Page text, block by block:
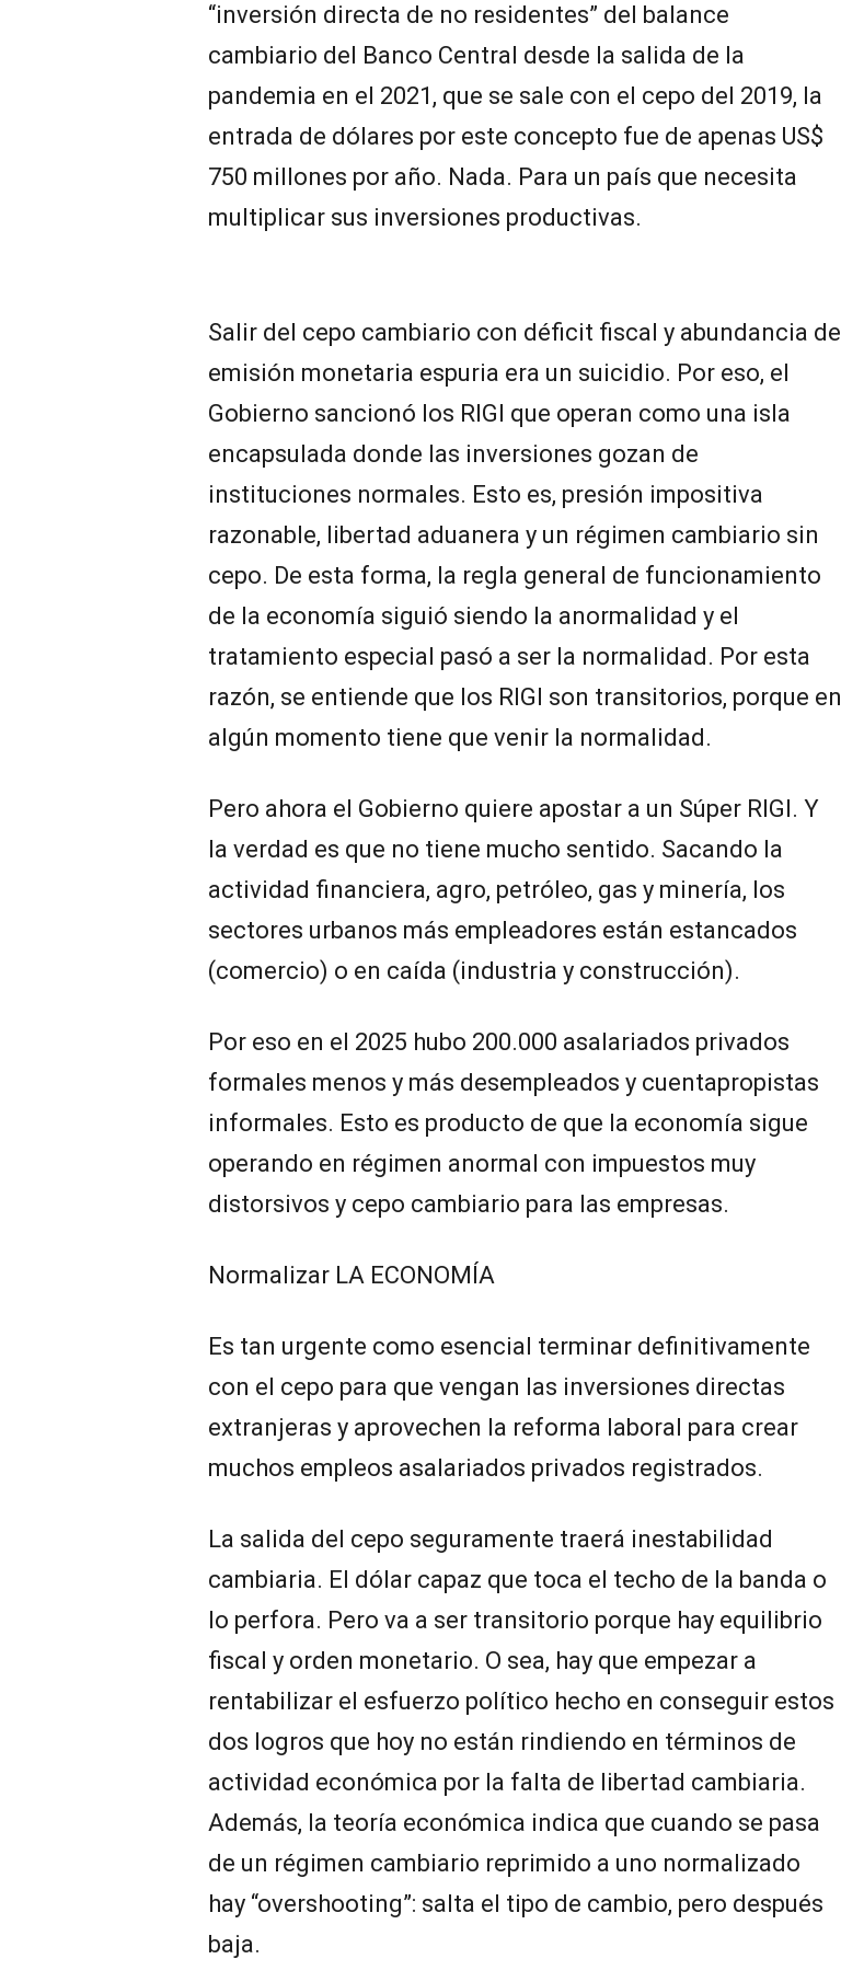
“inversión directa de no residentes” del balance
cambiario del Banco Central desde la salida de la
pandemia en el 2021, que se sale con el cepo del 2019, la
entrada de dólares por este concepto fue de apenas US$
750 millones por año. Nada. Para un país que necesita
multiplicar sus inversiones productivas.
Salir del cepo cambiario con déficit fiscal y abundancia de
emisión monetaria espuria era un suicidio. Por eso, el
Gobierno sancionó los RIGI que operan como una isla
encapsulada donde las inversiones gozan de
instituciones normales. Esto es, presión impositiva
razonable, libertad aduanera y un régimen cambiario sin
cepo. De esta forma, la regla general de funcionamiento
de la economía siguió siendo la anormalidad y el
tratamiento especial pasó a ser la normalidad. Por esta
razón, se entiende que los RIGI son transitorios, porque en
algún momento tiene que venir la normalidad.
Pero ahora el Gobierno quiere apostar a un Súper RIGI. Y
la verdad es que no tiene mucho sentido. Sacando la
actividad financiera, agro, petróleo, gas y minería, los
sectores urbanos más empleadores están estancados
(comercio) o en caída (industria y construcción).
Por eso en el 2025 hubo 200.000 asalariados privados
formales menos y más desempleados y cuentapropistas
informales. Esto es producto de que la economía sigue
operando en régimen anormal con impuestos muy
distorsivos y cepo cambiario para las empresas.
Normalizar LA ECONOMÍA
Es tan urgente como esencial terminar definitivamente
con el cepo para que vengan las inversiones directas
extranjeras y aprovechen la reforma laboral para crear
muchos empleos asalariados privados registrados.
La salida del cepo seguramente traerá inestabilidad
cambiaria. El dólar capaz que toca el techo de la banda o
lo perfora. Pero va a ser transitorio porque hay equilibrio
fiscal y orden monetario. O sea, hay que empezar a
rentabilizar el esfuerzo político hecho en conseguir estos
dos logros que hoy no están rindiendo en términos de
actividad económica por la falta de libertad cambiaria.
Además, la teoría económica indica que cuando se pasa
de un régimen cambiario reprimido a uno normalizado
hay “overshooting”: salta el tipo de cambio, pero después
baja.